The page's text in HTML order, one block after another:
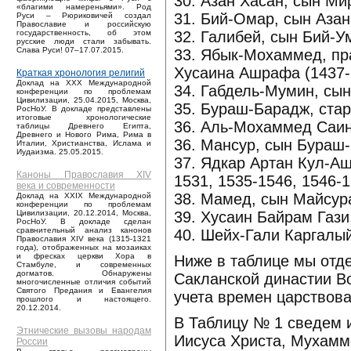
«благими намереньями». Род
Руси – Рюриковичей создал
Православие и российскую
государственность, об этом
русские люди стали забывать.
Слава Руси! 07–17.07.2015.
Краткая хронология религий
Доклад на XXX Международной
конференции по проблемам
Цивилизации, 25.04.2015, Москва,
РосНоУ. В докладе представлены
итоговые хронологические
таблицы Древнего Египта,
Древнего и Нового Рима, Рима в
Италии, Христианства, Ислама и
Иудаизма. 25.05.2015.
Каноны Православия XIV
века и современности
Доклад на XXIX Международной
конференции по проблемам
Цивилизации, 20.12.2014, Москва,
РосНоУ. В докладе сделан
сравнительный анализ канонов
Православия XIV века (1315-1321
года), отображенных на мозаиках
и фресках церкви Хора в
Стамбуле, и современных
догматов. Обнаружены
многочисленные отличия событий
Святого Предания и Евангелия
прошлого и настоящего.
20.12.2014.
Этнические вызовы народам
России
31. Бий-Омар, сын
32. Галибей, сын Бий-
33. Ябык-Мохаммед,
Хусаина Ашрафа
34. Габдель-Мумин,
35. Бураш-Барадж,
36. Аль-Мохаммед
36. Мансур, сын
37. Ядкар Артан Кул-
1531, 1535-1546, 1546-
38. Мамед, сын
39. Хусаин Байрам
40. Шейх-Гали
Ниже в таблице мы
Сакланской династии
учета времен
В Таблицу № 1 сведем
Иисуса Христа,